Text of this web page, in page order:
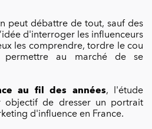
peut débattre de tout, sauf des
d'interroger les influenceurs
les comprendre, tordre le cou
au marché de se
au fil des années, l'étude
objectif de dresser un portrait
d'influence en France.